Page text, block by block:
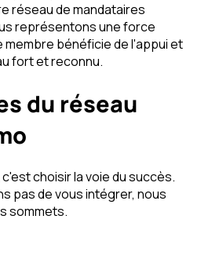
réseau de mandataires
représentons une force
membre bénéficie de l'appui et
fort et reconnu.
du réseau
choisir la voie du succès.
pas de vous intégrer, nous
sommets.